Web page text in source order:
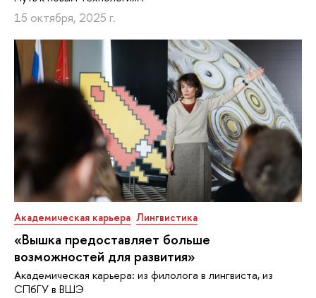
15 октября, 2025 г.
Академическая карьера Лингвистика
«Вышка предоставляет больше
возможностей для развития»
Академическая карьера: из филолога в лингвиста, из
СПбГУ в ВШЭ